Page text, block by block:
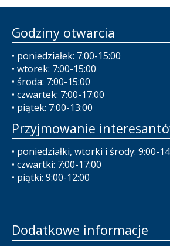
Godziny otwarcia
• poniedziałek: 7:00-15:00
• wtorek: 7:00-15:00
• środa: 7:00-15:00
• czwartek: 7:00-17:00
• piątek: 7:00-13:00
Przyjmowanie
• poniedziałki, wtorki i środy: 9:00-
• czwartki: 7:00-17:00
• piątki: 9:00-12:00
Dodatkowe informacje